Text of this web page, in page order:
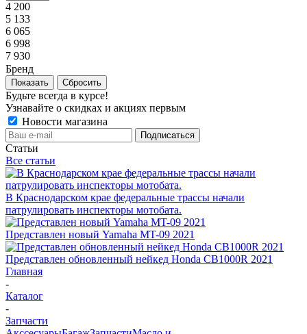
4 200
5 133
6 065
6 998
7 930
Бренд
Показать Сбросить
Будьте всегда в курсе!
Узнавайте о скидках и акциях первым
Новости магазина
Статьи
Все статьи
В Краснодарском крае федеральные трассы начали
патрулировать инспекторы мотобата.
Представлен новый Yamaha MT-09 2021
Представлен обновленный нейкед Honda CB1000R 2021
Главная
-
Каталог
-
Запчасти